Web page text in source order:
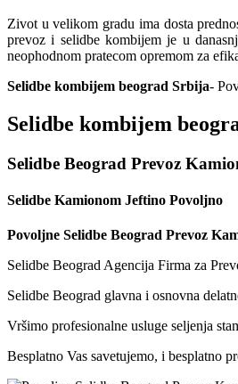
Zivot u velikom gradu ima dosta
prevoz i selidbe kombijem je u
neophodnom pratecom opremom za
Selidbe kombijem beograd Srbija-
Selidbe kombijem
Selidbe Beograd Prevoz
Selidbe Kamionom Jeftino Povoljno
Povoljne Selidbe Beograd Prevoz
Selidbe Beograd Agencija Firma za
Selidbe Beograd glavna i osnovna
Vršimo profesionalne usluge seljenja
Besplatno Vas savetujemo, i besplatno